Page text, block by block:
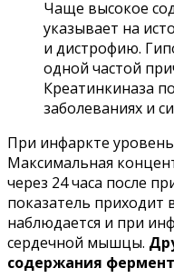
Чаще высокое
указывает на
и дистрофию.
одной частой
Креатинкиназа
заболеваниях и
При инфаркте
Максимальная
через 24 часа после
показатель приходит
наблюдается и при
сердечной мышцы.
содержания